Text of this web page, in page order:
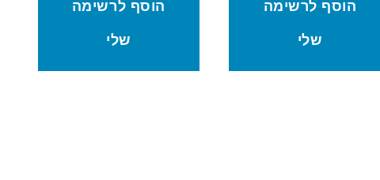
הוסף לרשימה
שלי
הוסף לרשימה
שלי